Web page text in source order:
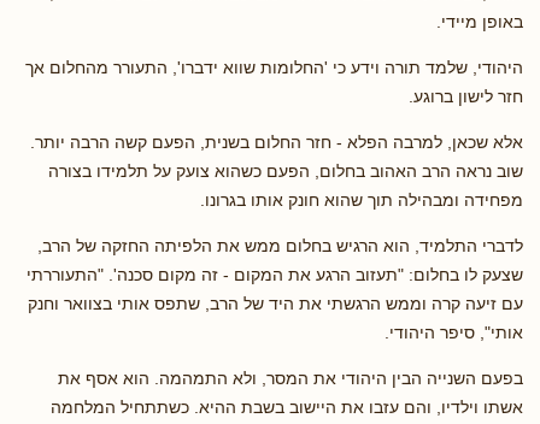
באופן מיידי.
היהודי, שלמד תורה וידע כי 'החלומות שווא ידברו', התעורר מהחלום אך
חזר לישון ברוגע.
אלא שכאן, למרבה הפלא - חזר החלום בשנית, הפעם קשה הרבה יותר.
שוב נראה הרב האהוב בחלום, הפעם כשהוא צועק על תלמידו בצורה
מפחידה ומבהילה תוך שהוא חונק אותו בגרונו.
לדברי התלמיד, הוא הרגיש בחלום ממש את הלפיתה החזקה של הרב,
שצעק לו בחלום: "תעזוב הרגע את המקום - זה מקום סכנה'. "התעוררתי
עם זיעה קרה וממש הרגשתי את היד של הרב, שתפס אותי בצוואר וחנק
אותי", סיפר היהודי.
בפעם השנייה הבין היהודי את המסר, ולא התמהמה. הוא אסף את
אשתו וילדיו, והם עזבו את היישוב בשבת ההיא. כשתתחיל המלחמה